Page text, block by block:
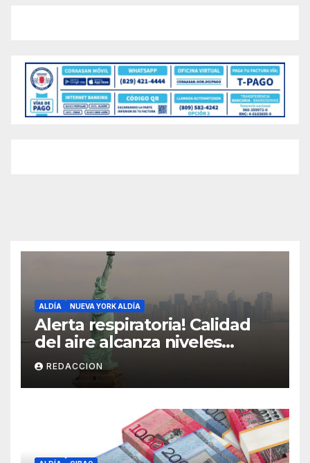
ALDÍA NUEVA YORK ALDÍA
Alerta respiratoria! Calidad
del aire alcanza niveles
peligrosos en NYC
REDACCION